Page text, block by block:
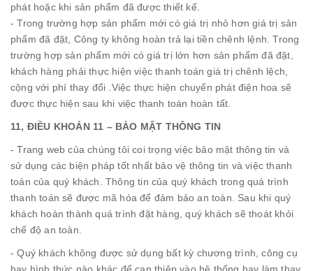
phát hoặc khi sản phẩm đã được thiết kế.
- Trong trường hợp sản phẩm mới có giá trị nhỏ hơn giá trị sản
phẩm đã đặt, Công ty không hoàn trả lại tiền chênh lệnh. Trong
trường hợp sản phẩm mới có giá trị lớn hơn sản phẩm đã đặt,
khách hàng phải thực hiện việc thanh toán giá trị chênh lệch,
cộng với phí thay đổi .Việc thực hiện chuyển phát điện hoa sẽ
được thực hiện sau khi việc thanh toán hoàn tất.
11, ĐIỀU KHOẢN 11 – BẢO MẬT THÔNG TIN
- Trang web của chúng tôi coi trọng việc bảo mật thông tin và
sử dụng các biện pháp tốt nhất bảo vệ thông tin và việc thanh
toán của quý khách. Thông tin của quý khách trong quá trình
thanh toán sẽ được mã hóa để đảm bảo an toàn. Sau khi quý
khách hoàn thành quá trình đặt hàng, quý khách sẽ thoát khỏi
chế độ an toàn.
- Quý khách không được sử dụng bất kỳ chương trình, công cụ